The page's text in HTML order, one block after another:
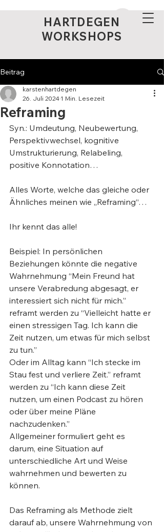
HARTDEGEN
WORKSHOPS
Beitrag
Reframing
karstenhartdegen
26. Juli 2024 1 Min. Lesezeit
Syn.: Umdeutung, Neubewertung,
Perspektivwechsel, kognitive
Umstrukturierung, Relabeling,
positive Konnotation…
Alles Worte, welche das gleiche oder
Ähnliches meinen wie „Reframing“…
Ihr kennt das alle!
Beispiel: In persönlichen
Beziehungen könnte die negative
Wahrnehmung “Mein Freund hat
unsere Verabredung abgesagt, er
interessiert sich nicht für mich.”
reframt werden zu “Vielleicht hatte er
einen stressigen Tag. Ich kann die
Zeit nutzen, um etwas für mich selbst
zu tun.”
Oder im Alltag kann “Ich stecke im
Stau fest und verliere Zeit.” reframt
werden zu “Ich kann diese Zeit
nutzen, um einen Podcast zu hören
oder über meine Pläne
nachzudenken.”
Allgemeiner formuliert geht es
darum, eine Situation auf
unterschiedliche Art und Weise
wahrnehmen und bewerten zu
können.
Das Reframing als Methode zielt
darauf ab, unsere Wahrnehmung von